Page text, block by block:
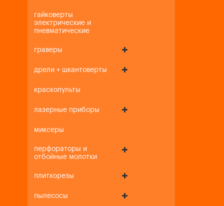
гайковерты
электрические и
пневматические
граверы
дрели + шкантоверты
краскопульты
лазерные приборы
миксеры
перфораторы и
отбойные молотки
плиткорезы
пылесосы